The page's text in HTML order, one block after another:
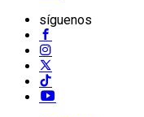
síguenos